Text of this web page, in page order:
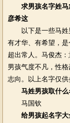
求男孩名字姓
彦希这
以下是一些马姓
有才华、有希望，
超出常人。马俊杰
男孩气度不凡，性
志向。以上名字仅供
马姓男孩取什
马国钦
给男孩起名字